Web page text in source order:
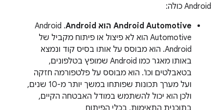
Android כולה:
Android Automotive הוא Android
. ‫Android
Automotive הוא לא פיצול או פיתוח מקביל של
Android. הוא מבוסס על אותו בסיס קוד ונמצא
באותו מאגר כמו Android שמופץ בטלפונים,
בטאבלטים וכו'. הוא מבוסס על פלטפורמה חזקה
ועל מערך תכונות שפותחו במשך יותר מ-10 שנים,
ולכן הוא יכול להשתמש במודל האבטחה הקיים,
בתוכנית התאימות, בכלי הפיתוח